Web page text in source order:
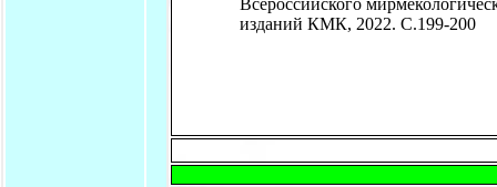
Всероссийского
изданий КМК, 2022. С.199-200